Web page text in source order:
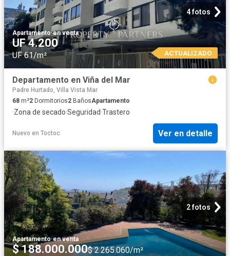
4 fotos
Apartamento·en venta
UF 4.200
UF 61/m² ACTUALIZADO
Departamento en Viña del Mar
Padre Hurtado, Villa Vista Mar
68 m²2 Dormitorios2 BañosApartamento
·Zona de secado·Seguridad·Trastero
Nuevo en Toctoc Ver en detalle
2 fotos
Apartamento·en venta
$ 188.000.000$ 2.265.060/m²